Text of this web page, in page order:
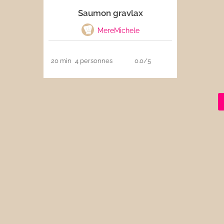
Boissons
Saumon gravlax
MereMichele
20 min 4 personnes 0.0/5